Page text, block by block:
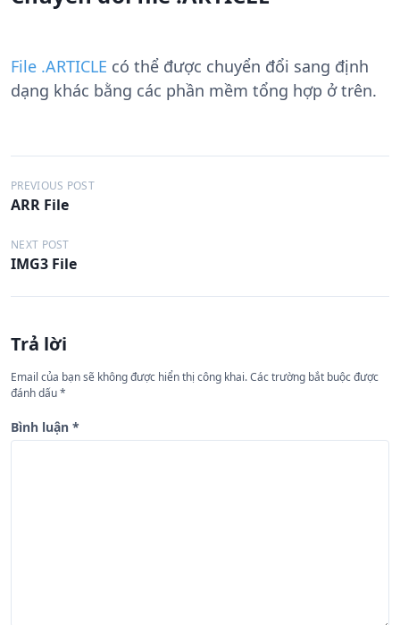
File .ARTICLE có thể được chuyển đổi sang định
dạng khác bằng các phần mềm tổng hợp ở trên.
Đ
i
ề
u
h
ớ
n
g
b
PREVIOUS POST
ARR File
NEXT POST
IMG3 File
Trả lời
Email của bạn sẽ không được hiển thị công khai.Các trường bắt buộc được
đánh dấu*
Bình luận *